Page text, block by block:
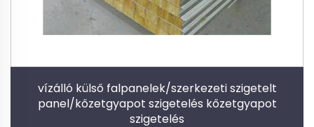
vízálló külső falpanelek/szerkezeti szigetelt
panel/kőzetgyapot szigetelés kőzetgyapot
szigetelés